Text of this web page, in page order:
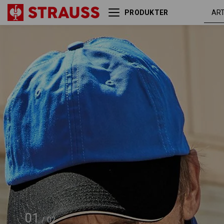
PRODUKTER
01 / 02
e.s. kasket color kornblå /